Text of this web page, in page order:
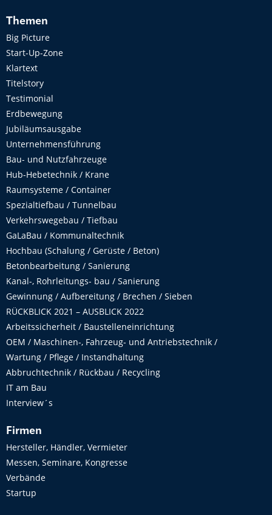
Themen
Big Picture
Start-Up-Zone
Klartext
Titelstory
Testimonial
Erdbewegung
Jubiläumsausgabe
Unternehmensführung
Bau- und Nutzfahrzeuge
Hub-Hebetechnik / Krane
Raumsysteme / Container
Spezialtiefbau / Tunnelbau
Verkehrswegebau / Tiefbau
GaLaBau / Kommunaltechnik
Hochbau (Schalung / Gerüste / Beton)
Betonbearbeitung / Sanierung
Kanal-, Rohrleitungs- bau / Sanierung
Gewinnung / Aufbereitung / Brechen / Sieben
RÜCKBLICK 2021 – AUSBLICK 2022
Arbeitssicherheit / Baustelleneinrichtung
OEM / Maschinen-, Fahrzeug- und Antriebstechnik /
Wartung / Pflege / Instandhaltung
Abbruchtechnik / Rückbau / Recycling
IT am Bau
Interview´s
Firmen
Hersteller, Händler, Vermieter
Messen, Seminare, Kongresse
Verbände
Startup